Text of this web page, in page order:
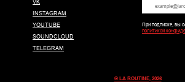
VK
INSTAGRAM
YOUTUBE
SOUNDCLOUD
TELEGRAM
При подписке, вы
политикой
© LA ROUTINE, 2026
*